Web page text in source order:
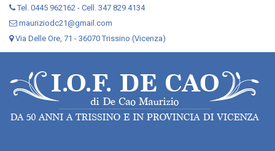
Tel. 0445 962162 - Cell. 347 829 4134
mauriziodc21@gmail.com
Via Delle Ore, 71 - 36070 Trissino (Vicenza)